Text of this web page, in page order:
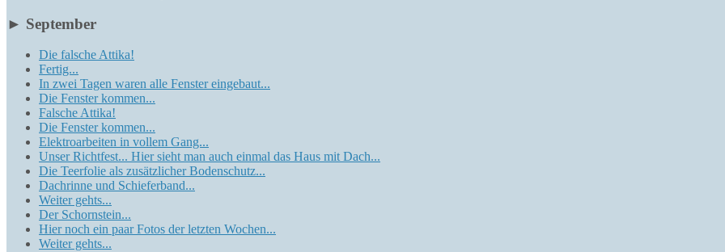
► September
Die falsche Attika!
Fertig...
In zwei Tagen waren alle Fenster eingebaut...
Die Fenster kommen...
Falsche Attika!
Die Fenster kommen...
Elektroarbeiten in vollem Gang...
Unser Richtfest... Hier sieht man auch einmal das Haus mit Dach...
Die Teerfolie als zusätzlicher Bodenschutz...
Dachrinne und Schieferband...
Weiter gehts...
Der Schornstein...
Hier noch ein paar Fotos der letzten Wochen...
Weiter gehts...